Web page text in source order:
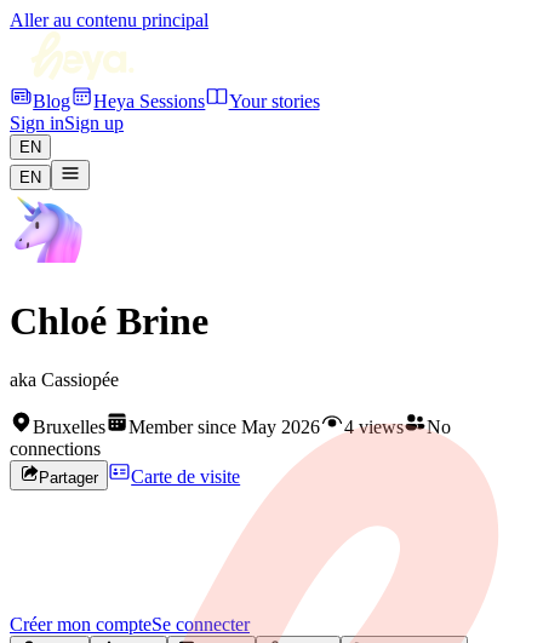
Aller au contenu principal
Blog Heya Sessions
Your stories
Sign inSign up
EN
EN
Chloé Brine
aka Cassiopée
Bruxelles Member since May 2026 4 views
No
connections
Partager Carte de visite
Rejoignez HEYA pour contacter
Créez votre profil gratuitement et développez votre réseau artistique
Créer mon compteSe connecter